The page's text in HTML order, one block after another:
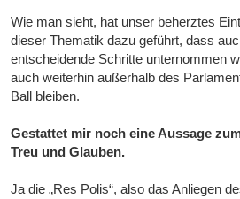
Wie man sieht, hat unser beherztes
dieser Thematik dazu geführt, dass
entscheidende Schritte unternommen
auch weiterhin außerhalb des
Ball bleiben.
Gestattet mir noch eine Aussage
Treu und Glauben.
Ja die „Res Polis“, also das Anliegen